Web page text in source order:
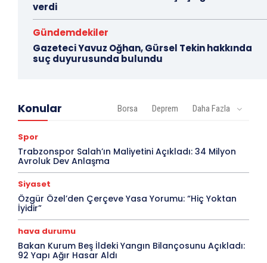
verdi
Gündemdekiler
Gazeteci Yavuz Oğhan, Gürsel Tekin hakkında
suç duyurusunda bulundu
Konular Borsa Deprem Daha Fazla
Spor
Trabzonspor Salah’ın Maliyetini Açıkladı: 34 Milyon
Avroluk Dev Anlaşma
Siyaset
Özgür Özel’den Çerçeve Yasa Yorumu: “Hiç Yoktan
İyidir”
hava durumu
Bakan Kurum Beş İldeki Yangın Bilançosunu Açıkladı:
92 Yapı Ağır Hasar Aldı